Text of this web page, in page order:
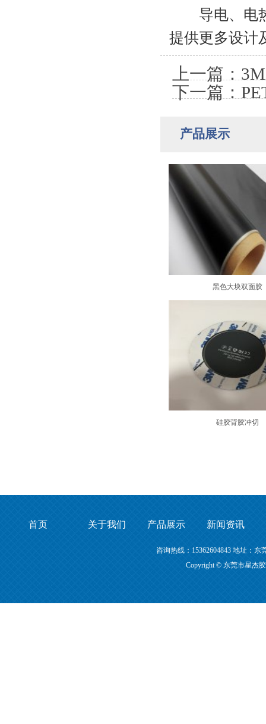
导电、电热
提供更多设计
上一篇：
下一篇：
产品展示
黑色大块双面胶
硅胶背胶冲切
首页 关于我们 产品展示 新闻资讯
咨询热线：15362604843 地址：
Copyright © 东莞市星杰